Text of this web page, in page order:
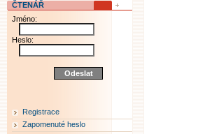
ČTENÁŘ
Jméno:
Heslo:
Registrace
Zapomenuté heslo